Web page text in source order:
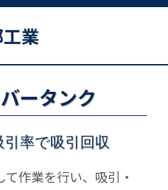
業
ータンク
率で吸引回収
作業を行い、吸引・